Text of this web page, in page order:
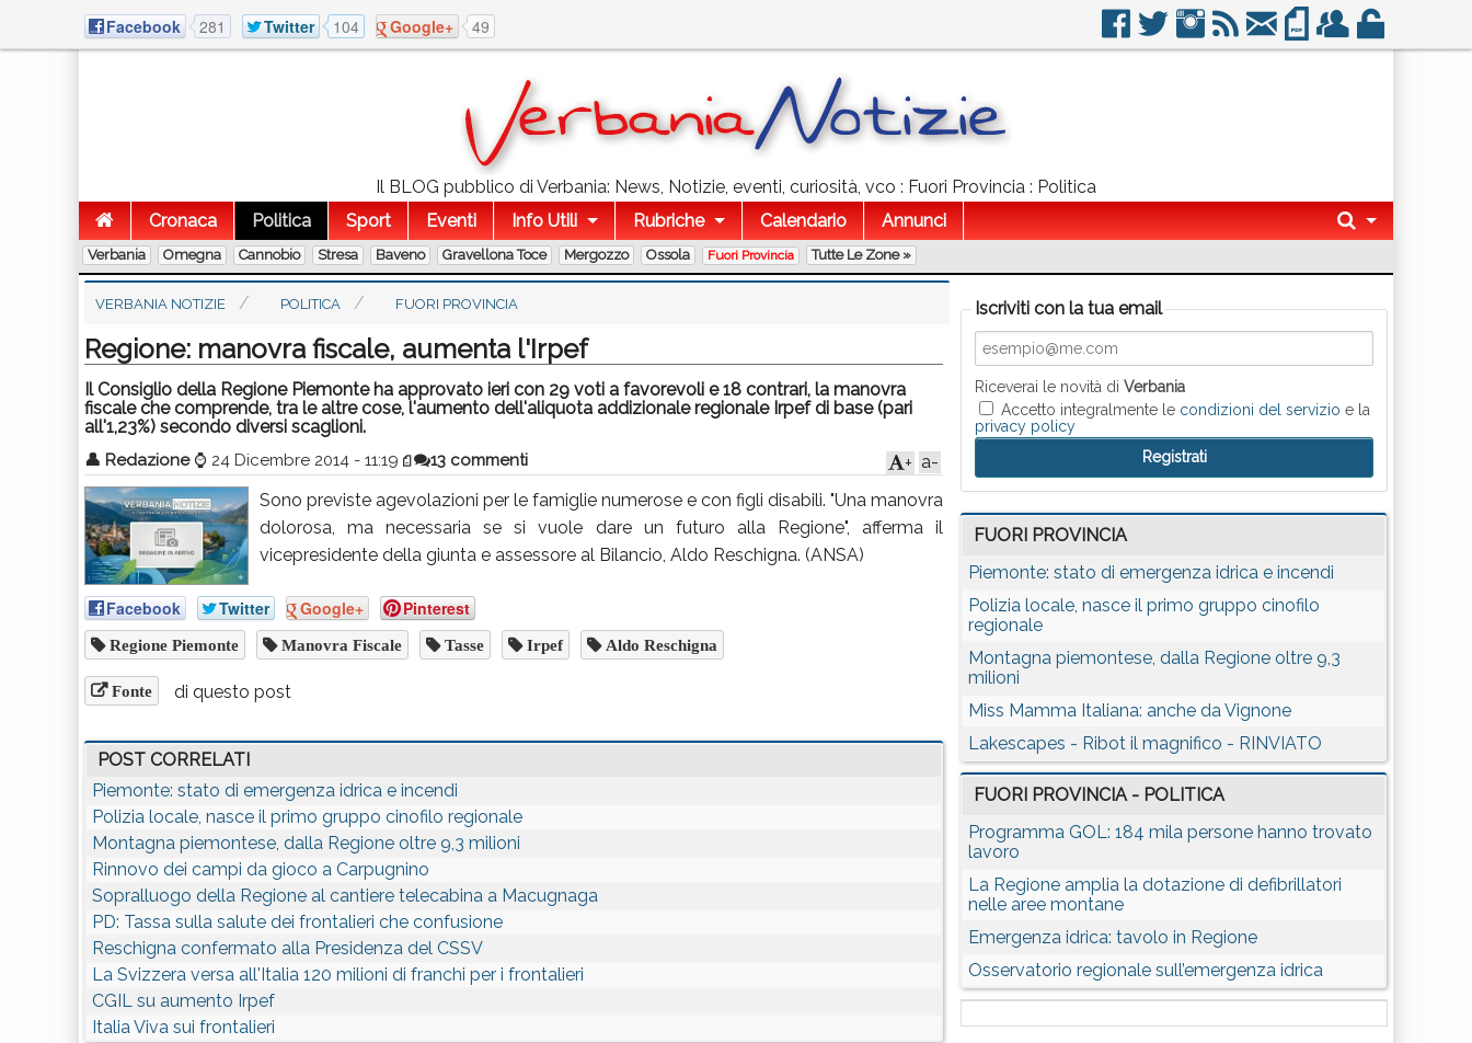
Facebook 281 Twitter 104 Google+ 49
Il BLOG pubblico di Verbania: News, Notizie, eventi, curiosità, vco : Fuori Provincia : Politica
Cronaca
Politica Sport Eventi Info Utili Rubriche Calendario Annunci
Verbania Omegna Cannobio Stresa Baveno Gravellona Toce Mergozzo Ossola Fuori Provincia Tutte Le Zone »
VERBANIA NOTIZIE POLITICA FUORI PROVINCIA
Regione: manovra fiscale, aumenta l'Irpef
Il Consiglio della Regione Piemonte ha approvato ieri con 29 voti a favorevoli e 18 contrari, la manovra
fiscale che comprende, tra le altre cose, l'aumento dell'aliquota addizionale regionale Irpef di base (pari
all'1,23%) secondo diversi scaglioni.
👤 Redazione ⌚ 24 Dicembre 2014 - 11:19 13 commenti a-
+
Sono previste agevolazioni per le famiglie numerose e con figli disabili. "Una manovra
dolorosa, ma necessaria se si vuole dare un futuro alla Regione", afferma il
vicepresidente della giunta e assessore al Bilancio, Aldo Reschigna. (ANSA)
Facebook Twitter Google+ Pinterest
Regione Piemonte Manovra Fiscale Tasse Irpef Aldo Reschigna
Fonte di questo post
POST CORRELATI
Piemonte: stato di emergenza idrica e incendi
Polizia locale, nasce il primo gruppo cinofilo regionale
Montagna piemontese, dalla Regione oltre 9,3 milioni
Rinnovo dei campi da gioco a Carpugnino
Sopralluogo della Regione al cantiere telecabina a Macugnaga
PD: Tassa sulla salute dei frontalieri che confusione
Reschigna confermato alla Presidenza del CSSV
La Svizzera versa all'Italia 120 milioni di franchi per i frontalieri
CGIL su aumento Irpef
Italia Viva sui frontalieri
Iscriviti con la tua email
Riceverai le novità diVerbania
Accetto integralmente le condizioni del servizio e la
privacy policy
FUORI PROVINCIA
Piemonte: stato di emergenza idrica e incendi
Polizia locale, nasce il primo gruppo cinofilo
regionale
Montagna piemontese, dalla Regione oltre 9,3
milioni
Miss Mamma Italiana: anche da Vignone
Lakescapes - Ribot il magnifico - RINVIATO
FUORI PROVINCIA - POLITICA
Programma GOL: 184 mila persone hanno trovato
lavoro
La Regione amplia la dotazione di defibrillatori
nelle aree montane
Emergenza idrica: tavolo in Regione
Osservatorio regionale sull’emergenza idrica